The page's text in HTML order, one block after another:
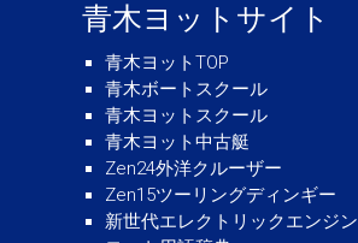
青木ヨットサイト
青木ヨットTOP
青木ボートスクール
青木ヨットスクール
青木ヨット中古艇
Zen24外洋クルーザー
Zen15ツーリングディンギー
新世代エレクトリックエンジン